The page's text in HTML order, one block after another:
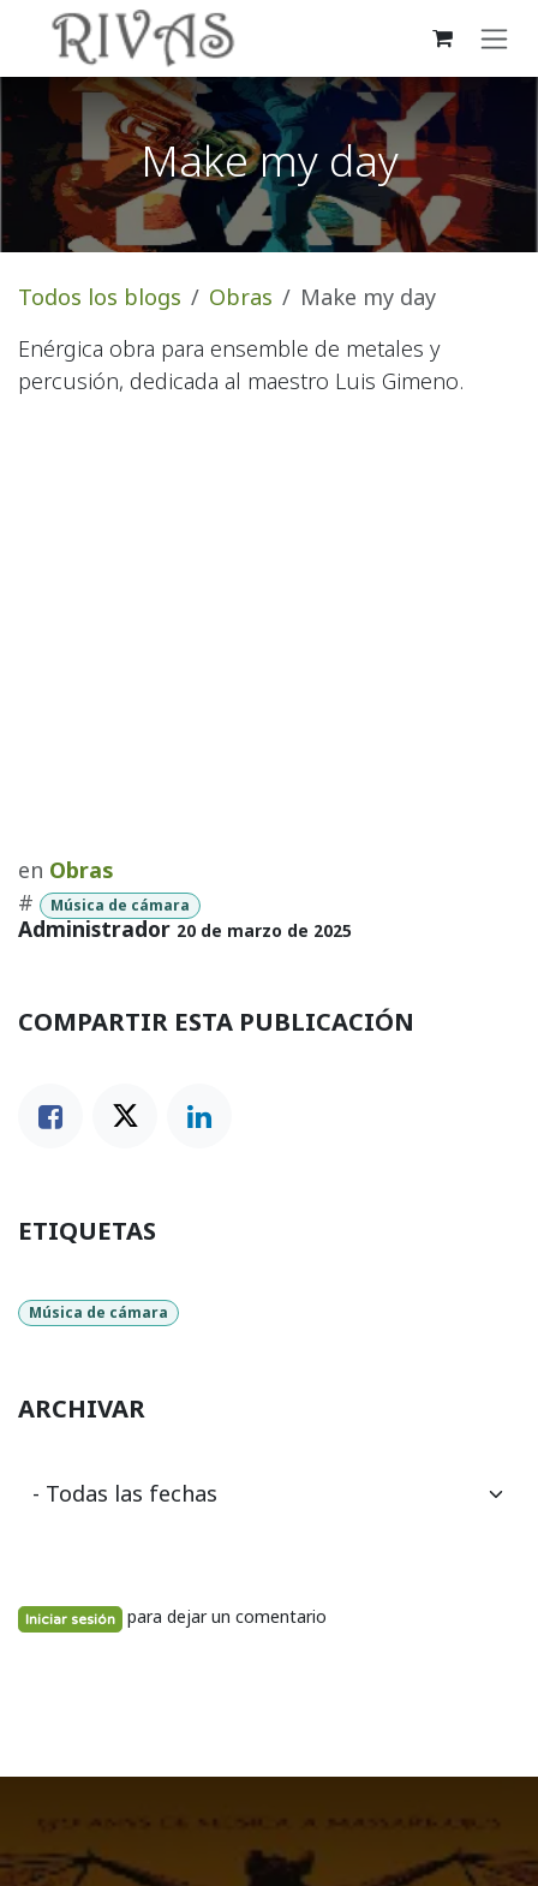
Ir al contenido
Make my day
Todos los blogs Obras
Make my day
Enérgica obra para ensemble de metales y
percusión, dedicada al maestro Luis Gimeno.
en Obras
#
Música de cámara
Administrador 20 de marzo de 2025
COMPARTIR ESTA PUBLICACIÓN
ETIQUETAS
Música de cámara
ARCHIVAR
Iniciar sesión para dejar un comentario